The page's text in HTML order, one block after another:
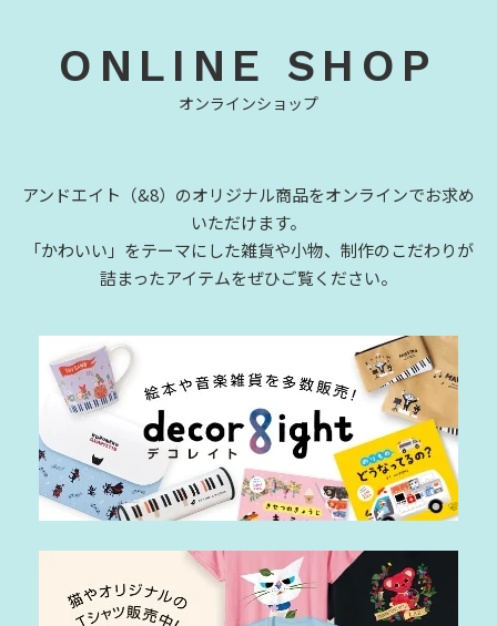
ONLINE SHOP
オンラインショップ
アンドエイト（&8）のオリジナル商品をオンラインでお求め
いただけます。
「かわいい」をテーマにした雑貨や小物、制作のこだわりが
詰まったアイテムをぜひご覧ください。